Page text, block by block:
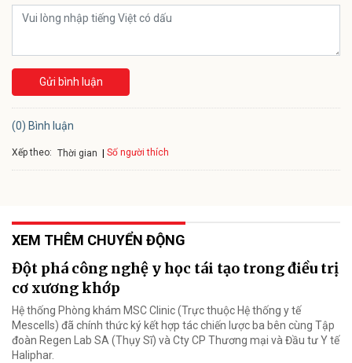
Gửi bình luận
(0) Bình luận
Xếp theo: Thời gian Số người thích
XEM THÊM CHUYỂN ĐỘNG
Đột phá công nghệ y học tái tạo trong điều trị
cơ xương khớp
Hệ thống Phòng khám MSC Clinic (Trực thuộc Hệ thống y tế
Mescells) đã chính thức ký kết hợp tác chiến lược ba bên cùng Tập
đoàn Regen Lab SA (Thụy Sĩ) và Cty CP Thương mại và Đầu tư Y tế
Haliphar.